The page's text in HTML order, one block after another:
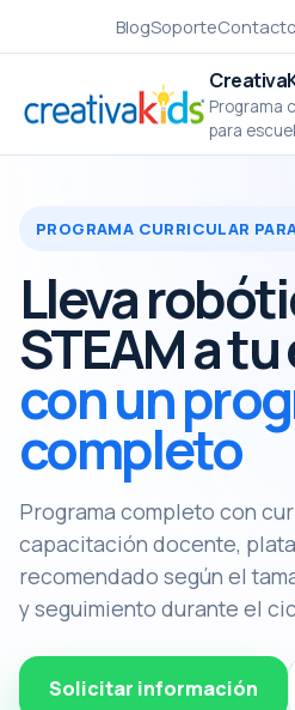
BlogSoporteContacto
Programa
para
PROGRAMA CURRICULAR
Lleva
STEAM a
con un
completo
Programa completo con
capacitación docente,
recomendado según el
y seguimiento durante el
Solicitar información